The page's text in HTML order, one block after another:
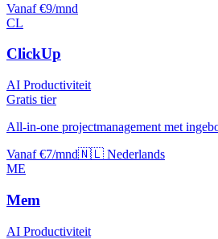
Vanaf €9/mnd
CL
ClickUp
AI Productiviteit
Gratis tier
All-in-one projectmanagement met
Vanaf €7/mnd🇳🇱 Nederlands
ME
Mem
AI Productiviteit